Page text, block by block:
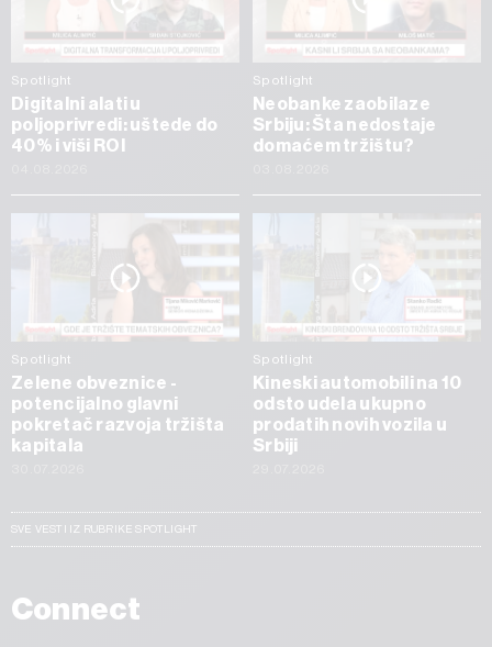
Spotlight
Digitalni alati u
poljoprivredi: uštede do
40% i viši ROI
Spotlight
Neobanke zaobilaze
Srbiju: Šta nedostaje
domaćem tržištu?
Spotlight
Zelene obveznice -
potencijalno glavni
pokretač razvoja tržišta
kapitala
Spotlight
Kineski automobili na 10
odsto udela ukupno
prodatih novih vozila u
Srbiji
SVE VESTI IZ RUBRIKE SPOTLIGHT
Connect